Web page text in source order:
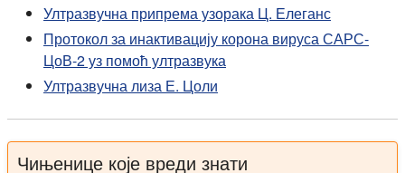
Ултразвучна припрема узорака Ц. Елеганс
Протокол за инактивацију корона вируса САРС-
ЦоВ-2 уз помоћ ултразвука
Ултразвучна лиза Е. Цоли
Чињенице које вреди знати